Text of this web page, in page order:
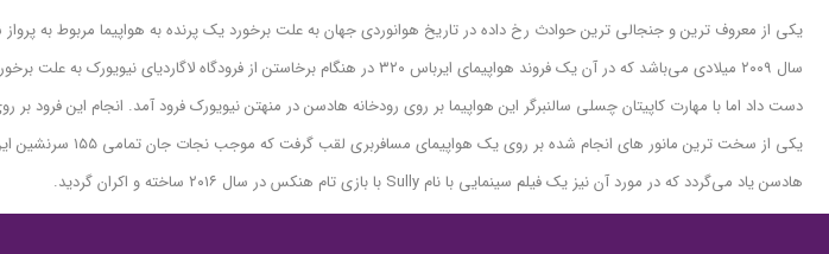
سال ۲۰۰۹ میلادی می‌باشد که در آن یک فروند هواپیمای ایرباس ۳۲۰ در هنگام برخاستن از فرودگاه
دست داد اما با مهارت کاپیتان چسلی سالنبرگر این هواپیما بر روی رودخانه هادسن در منهتن نیویورک فرود آمد. انجام این فرود بر
یکی از سخت ترین مانور های
هادسن یاد می‌گردد که در مورد آن نیز یک فیلم سینمایی با نام Sully با بازی تام هنکس در سال ۲۰۱۶ ساخته و اکران گردید.